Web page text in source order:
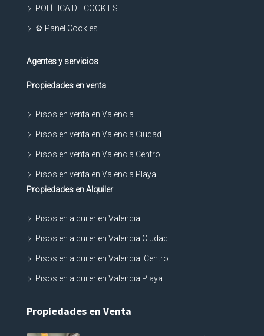
POLÍTICA DE COOKIES
⚙ Panel Cookies
Agentes y servicios
Propiedades en venta
Pisos en venta en Valencia
Pisos en venta en Valencia Ciudad
Pisos en venta en Valencia Centro
Pisos en venta en Valencia Playa
Propiedades en Alquiler
Pisos en alquiler en Valencia
Pisos en alquiler en Valencia Ciudad
Pisos en alquiler en Valencia Centro
Pisos en alquiler en Valencia Playa
Propiedades en Venta